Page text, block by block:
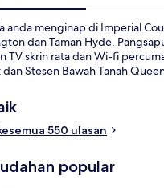
anda menginap di Imperial
dan Taman Hyde.
TV skrin rata dan Wi-fi
Stesen Bawah Tanah
10
550 ulasan
popular